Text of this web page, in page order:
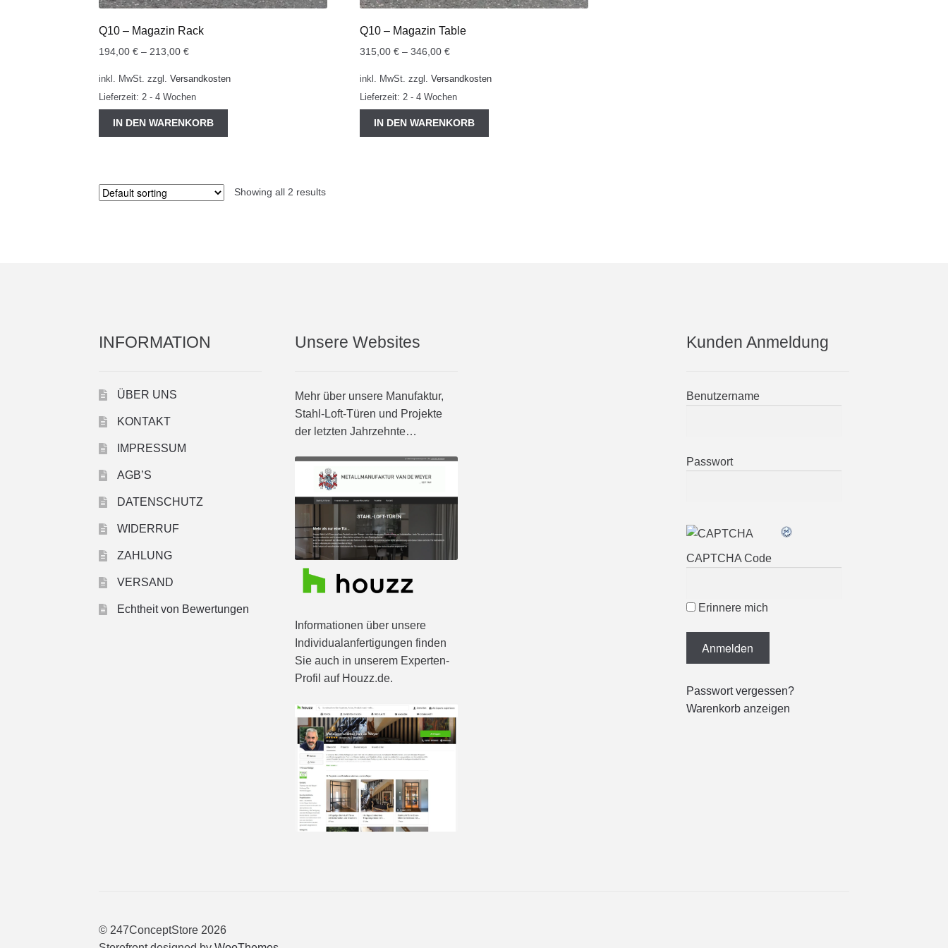
Q10 – Magazin Rack
194,00€ – 213,00€
inkl. MwSt. zzgl.Versandkosten
Lieferzeit:2 - 4 Wochen
IN DEN WARENKORB
Q10 – Magazin Table
315,00€ –346,00€
inkl. MwSt. zzgl.Versandkosten
Lieferzeit:2 - 4 Wochen
IN DEN WARENKORB
Showing all 2 results
INFORMATION
ÜBER UNS
KONTAKT
IMPRESSUM
AGB’S
DATENSCHUTZ
WIDERRUF
ZAHLUNG
VERSAND
Echtheit von Bewertungen
Unsere Websites
Mehr über unsere Manufaktur,
Stahl-Loft-Türen und Projekte
der letzten Jahrzehnte…
Informationen über unsere
Individualanfertigungen finden
Sie auch in unserem Experten-
Profil auf Houzz.de.
Kunden Anmeldung
Benutzername
Passwort
CAPTCHA Code
Erinnere mich
Passwort vergessen?
Warenkorb anzeigen
© 247ConceptStore 2026